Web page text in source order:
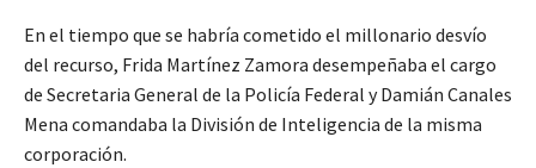
En el tiempo que se habría cometido el millonario desvío
del recurso, Frida Martínez Zamora desempeñaba el cargo
de Secretaria General de la Policía Federal y Damián Canales
Mena comandaba la División de Inteligencia de la misma
corporación.